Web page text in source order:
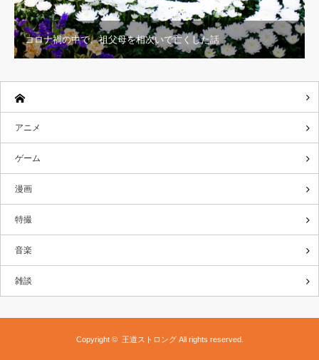
コロナ禍の中で、祖父母を相次いで亡くした話
アニメ
ゲーム
漫画
特撮
音楽
雑談
Copyright © 王道ストロングAll rights reserved.